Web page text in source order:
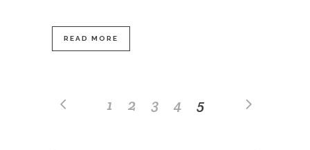
READ MORE
1 2 3 4 5